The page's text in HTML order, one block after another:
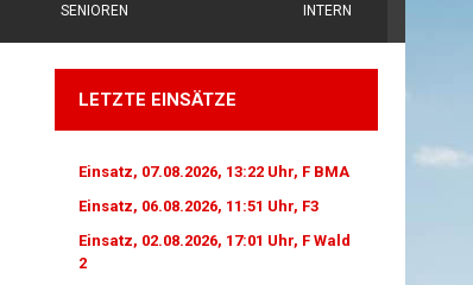
SENIOREN INTERN
LETZTE EINSÄTZE
Einsatz, 07.08.2026, 13:22 Uhr, F BMA
Einsatz, 06.08.2026, 11:51 Uhr, F3
Einsatz, 02.08.2026, 17:01 Uhr, F Wald
2